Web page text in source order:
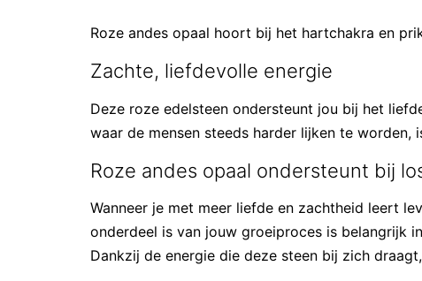
Roze andes opaal hoort bij het hartchakra en
Zachte, liefdevolle energie
Deze roze edelsteen ondersteunt jou bij het
waar de mensen steeds harder lijken te
Roze andes opaal ondersteunt bij
Wanneer je met meer liefde en zachtheid leert
onderdeel is van jouw groeiproces is belangrijk
Dankzij de energie die deze steen bij zich